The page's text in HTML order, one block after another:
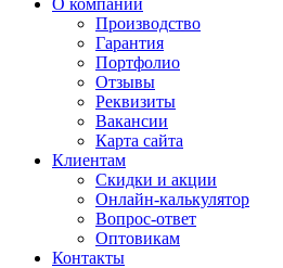
О компании
Производство
Гарантия
Портфолио
Отзывы
Реквизиты
Вакансии
Карта сайта
Клиентам
Скидки и акции
Онлайн-калькулятор
Вопрос-ответ
Оптовикам
Контакты